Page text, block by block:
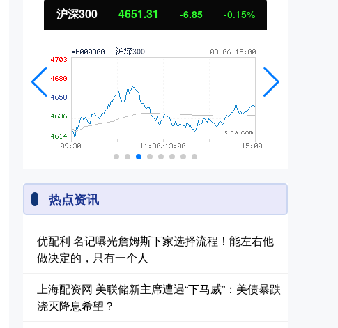
北证50 1122.88 3.42 0.30%
热点资讯
优配利 名记曝光詹姆斯下家选择流程！能左右他
做决定的，只有一个人
上海配资网 美联储新主席遭遇“下马威”：美债暴跌
浇灭降息希望？